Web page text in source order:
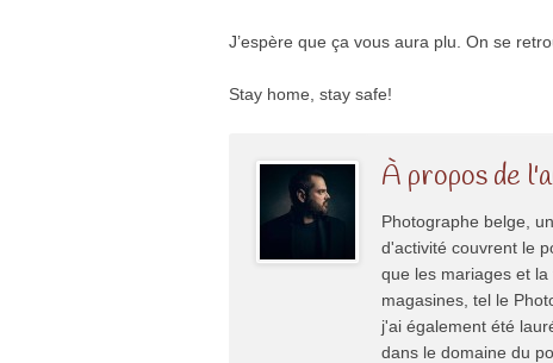
J’espère que ça vous aura plu. On se
Stay home, stay safe!
À propos de
Photographe belge,
d'activité couvrent le
que les mariages et
magasines, tel le
j'ai également été
dans le domaine du